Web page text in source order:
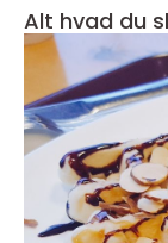
Alt hvad du